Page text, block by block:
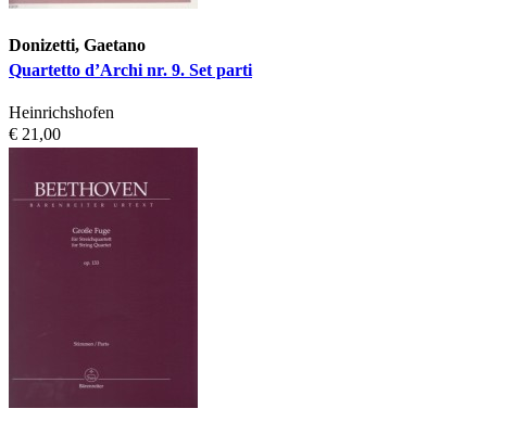
Donizetti, Gaetano
Quartetto d’Archi nr. 9. Set parti
Heinrichshofen
€ 21,00